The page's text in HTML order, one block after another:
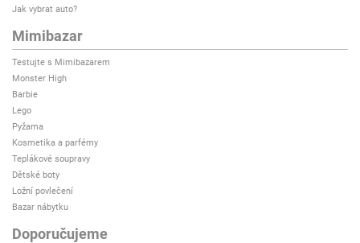
Jak vybrat auto?
Mimibazar
Testujte s Mimibazarem
Monster High
Barbie
Lego
Pyžama
Kosmetika a parfémy
Teplákové soupravy
Dětské boty
Ložní povlečení
Bazar nábytku
Doporučujeme